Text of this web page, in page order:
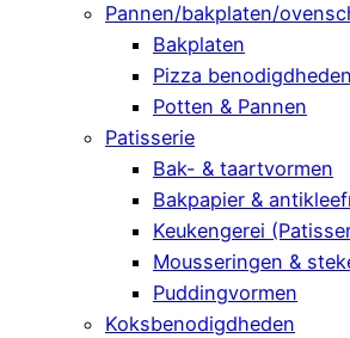
Pannen/bakplaten/
Bakplaten
Pizza benodigdheden
Potten & Pannen
Patisserie
Bak- & taartvormen
Bakpapier &
Keukengerei
Mousseringen &
Puddingvormen
Koksbenodigdheden